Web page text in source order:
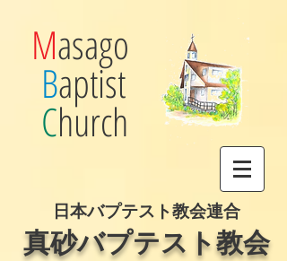
Masago
Baptist
Church
日本バプテスト教会連合
真砂バプテスト教会